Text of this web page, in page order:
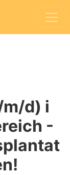
d) i
-